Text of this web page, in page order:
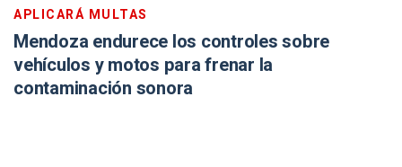
APLICARÁ MULTAS
Mendoza endurece los controles sobre
vehículos y motos para frenar la
contaminación sonora